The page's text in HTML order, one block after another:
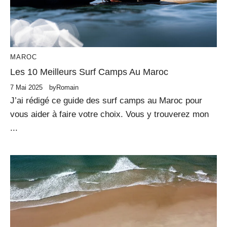
MAROC
Les 10 Meilleurs Surf Camps Au Maroc
7 Mai 2025 byRomain
J’ai rédigé ce guide des surf camps au Maroc pour
vous aider à faire votre choix. Vous y trouverez mon
...